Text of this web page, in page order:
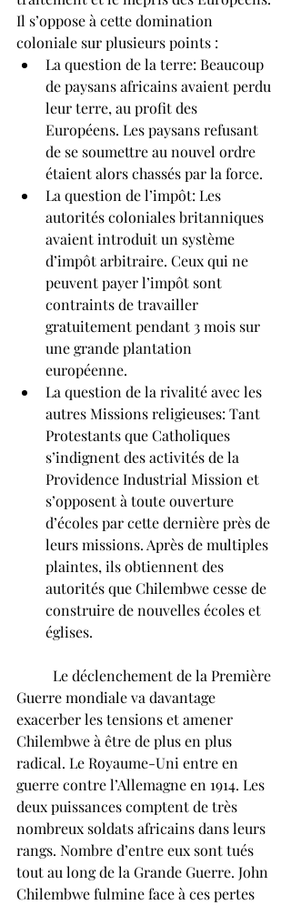
Il s’oppose à cette domination
coloniale sur plusieurs points :
La question de la terre: Beaucoup
de paysans africains avaient perdu
leur terre, au profit des
Européens. Les paysans refusant
de se soumettre au nouvel ordre
étaient alors chassés par la force.
La question de l’impôt: Les
autorités coloniales britanniques
avaient introduit un système
d’impôt arbitraire. Ceux qui ne
peuvent payer l’impôt sont
contraints de travailler
gratuitement pendant 3 mois sur
une grande plantation
européenne.
La question de la rivalité avec les
autres Missions religieuses: Tant
Protestants que Catholiques
s’indignent des activités de la
Providence Industrial Mission et
s’opposent à toute ouverture
d’écoles par cette dernière près de
leurs missions. Après de multiples
plaintes, ils obtiennent des
autorités que Chilembwe cesse de
construire de nouvelles écoles et
églises.
Guerre mondiale va davantage
exacerber les tensions et amener
Chilembwe à être de plus en plus
radical. Le Royaume-Uni entre en
guerre contre l’Allemagne en 1914. Les
deux puissances comptent de très
nombreux soldats africains dans leurs
rangs. Nombre d’entre eux sont tués
tout au long de la Grande Guerre. John
Chilembwe fulmine face à ces pertes